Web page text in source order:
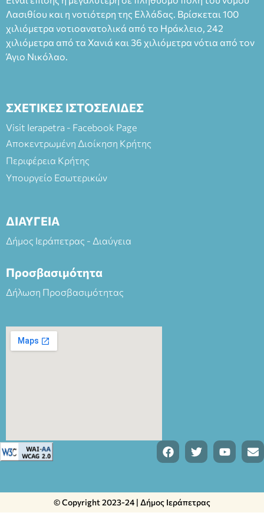
Πλαστήρα), E&G Mini market (Δημοκρατίας 39 Ιεράπετρα)
και στο more.com Χώρος: 3ο Γυμνάσιο Ιεράπετρας
(Είσοδος ΕΠΑ.Λ.) Έναρξη 21:15 Οργάνωση: ΚΝΩΣΟΣ
ΘΕΑΤΡΙΚΕΣ ΠΑΡΑΓΩΓΕΣ ΕΕ
Λασιθίου και η νοτιότερη της Ελλάδας. Βρίσκεται 100
χιλιόμετρα νοτιοανατολικά από το Ηράκλειο, 242
χιλιόμετρα από τα Χανιά και 36 χιλιόμετρα νότια από τον
Άγιο Νικόλαο.
ΣΧΕΤΙΚΕΣ ΙΣΤΟΣΕΛΙΔΕΣ
Visit Ierapetra - Facebook Page
Αποκεντρωμένη Διοίκηση Κρήτης
Περιφέρεια Κρήτης
Υπουργείο Εσωτερικών
ΔΙΑΥΓΕΙΑ
Δήμος Ιεράπετρας - Διαύγεια
Προσβασιμότητα
Δήλωση Προσβασιμότητας
© Copyright 2023-24 | Δήμος Ιεράπετρας